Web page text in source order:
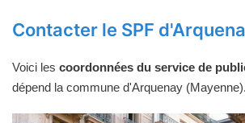
Contacter le SPF
Voici les coordonnées du service de
dépend la commune d'Arquenay (Mayenne).